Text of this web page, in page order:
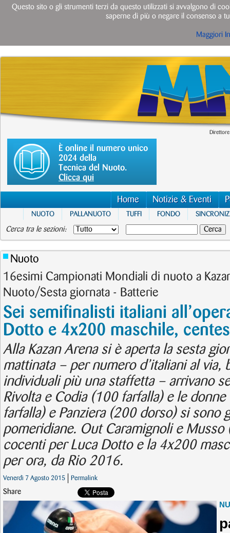
È online il numero unico
2024 della
Tecnica del Nuoto.
Clicca qui
Home Notizie & Eventi
NUOTO PALLANUOTO TUFFI FONDO
Cerca tra le sezioni:
Nuoto
16esimi Campionati Mondiali di nuoto a
Nuoto/Sesta giornata - Batterie
Sei semifinalisti italiani
Dotto e 4x200 maschile,
Alla Kazan Arena si è aperta la sesta
mattinata – per numero d’italiani al via,
individuali più una staffetta – arrivano
Rivolta e Codia (100 farfalla) e le
farfalla) e Panziera (200 dorso) si sono
pomeridiane. Out Caramignoli e
cocenti per Luca Dotto e la 4x200
per ora, da Rio 2016.
Venerdì 7 Agosto 2015 Permalink
Share
Questo sito o gli strumenti terzi da questo utilizzati si avvalgono di
saperne di più o negare il consenso a
Maggiori